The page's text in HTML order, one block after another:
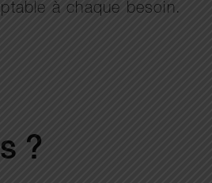
à chaque besoin.
?